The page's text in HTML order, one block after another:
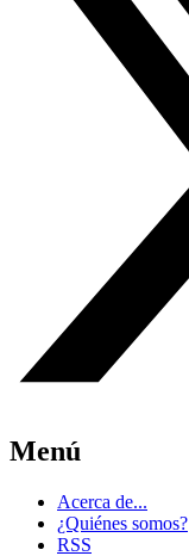
Menú
Acerca de...
¿Quiénes somos?
RSS